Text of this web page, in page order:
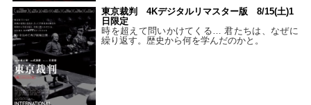
東京裁判 4Kデジタルリマスター版 8/15(土)1
日限定
時を超えて問いかけてくる… 君たちは、なぜに
繰り返す。歴史から何を学んだのかと。